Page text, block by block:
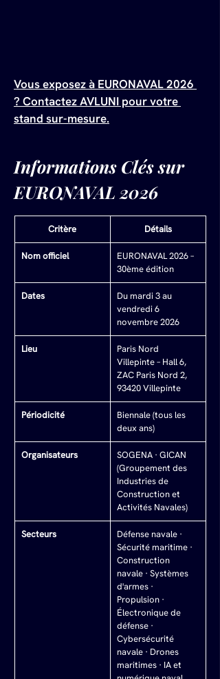
Vous exposez à EURONAVAL 2026
? Contactez AVLUNI pour votre
stand sur-mesure.
Informations Clés sur
EURONAVAL 2026
Critère Détails
Nom officiel
EURONAVAL 2026 –
30ème édition
Dates
Du mardi 3 au
vendredi 6
novembre 2026
Lieu
Paris Nord
Villepinte – Hall 6,
ZAC Paris Nord 2,
93420 Villepinte
Périodicité
Biennale (tous les
deux ans)
Organisateurs
SOGENA · GICAN
(Groupement des
Industries de
Construction et
Activités Navales)
Secteurs
Défense navale ·
Sécurité maritime ·
Construction
navale · Systèmes
d'armes ·
Propulsion ·
Électronique de
défense ·
Cybersécurité
navale · Drones
maritimes · IA et